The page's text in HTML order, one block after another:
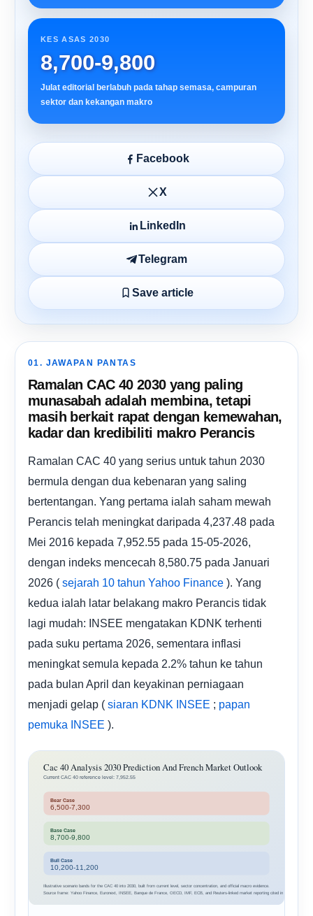
KES ASAS 2030
8,700-9,800
Julat editorial berlabuh pada tahap semasa, campuran
sektor dan kekangan makro
Facebook
X
LinkedIn
Telegram
Save article
01. JAWAPAN PANTAS
Ramalan CAC 40 2030 yang paling
munasabah adalah membina, tetapi
masih berkait rapat dengan kemewahan,
kadar dan kredibiliti makro Perancis
Ramalan CAC 40 yang serius untuk tahun 2030
bermula dengan dua kebenaran yang saling
bertentangan. Yang pertama ialah saham mewah
Perancis telah meningkat daripada 4,237.48 pada
Mei 2016 kepada 7,952.55 pada 15-05-2026,
dengan indeks mencecah 8,580.75 pada Januari
2026 ( sejarah 10 tahun Yahoo Finance ). Yang
kedua ialah latar belakang makro Perancis tidak
lagi mudah: INSEE mengatakan KDNK terhenti
pada suku pertama 2026, sementara inflasi
meningkat semula kepada 2.2% tahun ke tahun
pada bulan April dan keyakinan perniagaan
menjadi gelap ( siaran KDNK INSEE ; papan
pemuka INSEE ).